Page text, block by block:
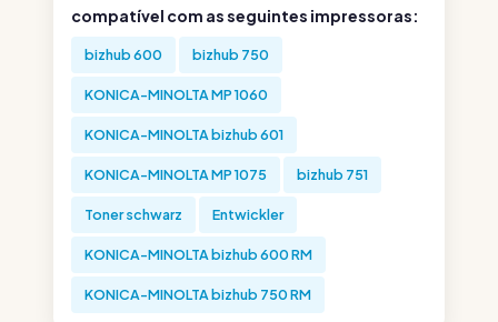
compatível com as seguintes impressoras:
bizhub 600 bizhub 750
KONICA-MINOLTA MP 1060
KONICA-MINOLTA bizhub 601
KONICA-MINOLTA MP 1075 bizhub 751
Toner schwarz Entwickler
KONICA-MINOLTA bizhub 600 RM
KONICA-MINOLTA bizhub 750 RM